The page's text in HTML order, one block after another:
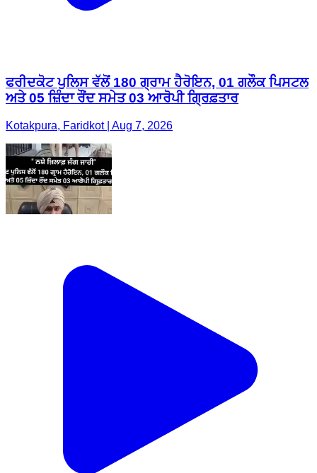
ਫਰੀਦਕੋਟ ਪੁਲਿਸ ਵੱਲੋਂ 180 ਗ੍ਰਾਮ ਹੈਰੋਇਨ, 01 ਗਲੌਕ ਪਿਸਟਲ
ਅਤੇ 05 ਜ਼ਿੰਦਾ ਰੌਂਦ ਸਮੇਤ 03 ਆਰੋਪੀ ਗ੍ਰਿਫ਼ਤਾਰ
Kotakpura, Faridkot | Aug 7, 2026